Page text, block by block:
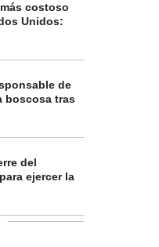
costoso
Unidos:
de
boscosa tras
del
ejercer la